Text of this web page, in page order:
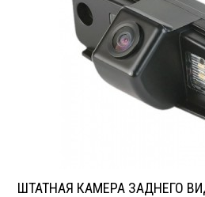
ШТАТНАЯ КАМЕРА ЗАДНЕГО